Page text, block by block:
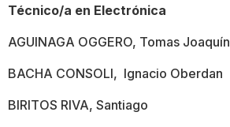
Técnico/a en Electrónica
AGUINAGA OGGERO, Tomas Joaquín
BACHA CONSOLI, Ignacio Oberdan
BIRITOS RIVA, Santiago